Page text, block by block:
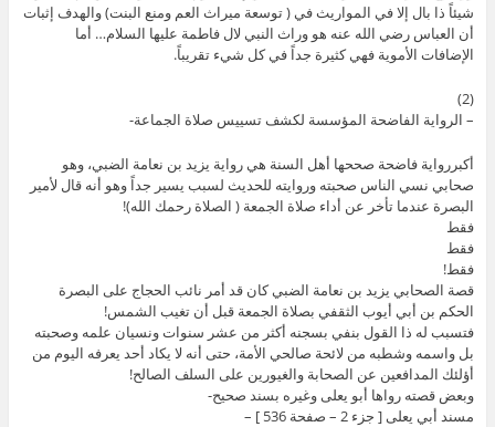
شيئاً ذا بال إلا في المواريث في ( توسعة ميراث العم ومنع البنت) والهدف إثبات
أن العباس رضي الله عنه هو وراث النبي لال فاطمة عليها السلام… أما
الإضافات الأموية فهي كثيرة جداً في كل شيء تقريباً.
(2)
– الرواية الفاضحة المؤسسة لكشف تسييس صلاة الجماعة-
أكبررواية فاضحة صححها أهل السنة هي رواية يزيد بن نعامة الضبي، وهو
صحابي نسي الناس صحبته وروايته للحديث لسبب يسير جداً وهو أنه قال لأمير
البصرة عندما تأخر عن أداء صلاة الجمعة ( الصلاة رحمك الله)!
فقط
فقط
فقط!
قصة الصحابي يزيد بن نعامة الضبي كان قد أمر نائب الحجاج على البصرة
الحكم بن أبي أيوب الثقفي بصلاة الجمعة قبل أن تغيب الشمس!
فتسبب له ذا القول بنفي بسجنه أكثر من عشر سنوات ونسيان علمه وصحبته
بل واسمه وشطبه من لائحة صالحي الأمة، حتى أنه لا يكاد أحد يعرفه اليوم من
أؤلئك المدافعين عن الصحابة والغيورين على السلف الصالح!
وبعض قصته رواها أبو يعلى وغيره بسند صحيح-
مسند أبي يعلى [ جزء 2 – صفحة 536 ] –